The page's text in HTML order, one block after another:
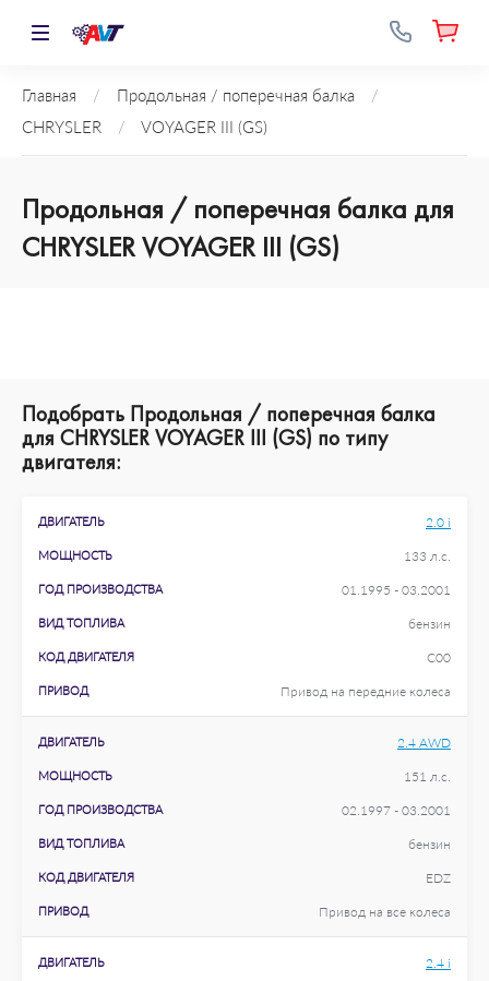
Главная / Продольная / поперечная балка
/
CHRYSLER
/ VOYAGER III (GS)
Продольная / поперечная балка для
CHRYSLER VOYAGER III (GS)
Подобрать Продольная / поперечная балка
для CHRYSLER VOYAGER III (GS) по типу
двигателя:
ДВИГАТЕЛЬ 2.0 i
МОЩНОСТЬ 133 л.с.
ГОД ПРОИЗВОДСТВА 01.1995 - 03.2001
ВИД ТОПЛИВА бензин
КОД ДВИГАТЕЛЯ C00
ПРИВОД Привод на передние колеса
ДВИГАТЕЛЬ 2.4 AWD
МОЩНОСТЬ 151 л.с.
ГОД ПРОИЗВОДСТВА 02.1997 - 03.2001
ВИД ТОПЛИВА бензин
КОД ДВИГАТЕЛЯ EDZ
ПРИВОД Привод на все колеса
ДВИГАТЕЛЬ 2.4 i